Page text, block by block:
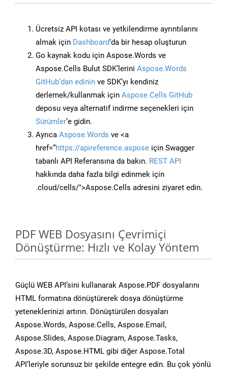
Ücretsiz API kotası ve yetkilendirme ayrıntılarını
almak için Dashboard‘da bir hesap oluşturun
Go kaynak kodu için Aspose.Words ve
Aspose.Cells Bulut SDK’lerini Aspose.Words
GitHub’dan edinin ve SDK’yı kendiniz
derlemek/kullanmak için Aspose.Cells GitHub
deposu veya alternatif indirme seçenekleri için
Sürümler‘e gidin.
Ayrıca Aspose.Words ve <a
href=“https://apireference.aspose için Swagger
tabanlı API Referansına da bakın. REST API
hakkında daha fazla bilgi edinmek için
.cloud/cells/">Aspose.Cells adresini ziyaret edin.
PDF WEB Dosyasını Çevrimiçi
Dönüştürme: Hızlı ve Kolay Yöntem
Güçlü WEB API’sini kullanarak Aspose.PDF dosyalarını
HTML formatına dönüştürerek dosya dönüştürme
yeteneklerinizi artırın. Dönüştürülen dosyaları
Aspose.Words, Aspose.Cells, Aspose.Email,
Aspose.Slides, Aspose.Diagram, Aspose.Tasks,
Aspose.3D, Aspose.HTML gibi diğer Aspose.Total
API’leriyle sorunsuz bir şekilde entegre edin. Bu çok yönlü